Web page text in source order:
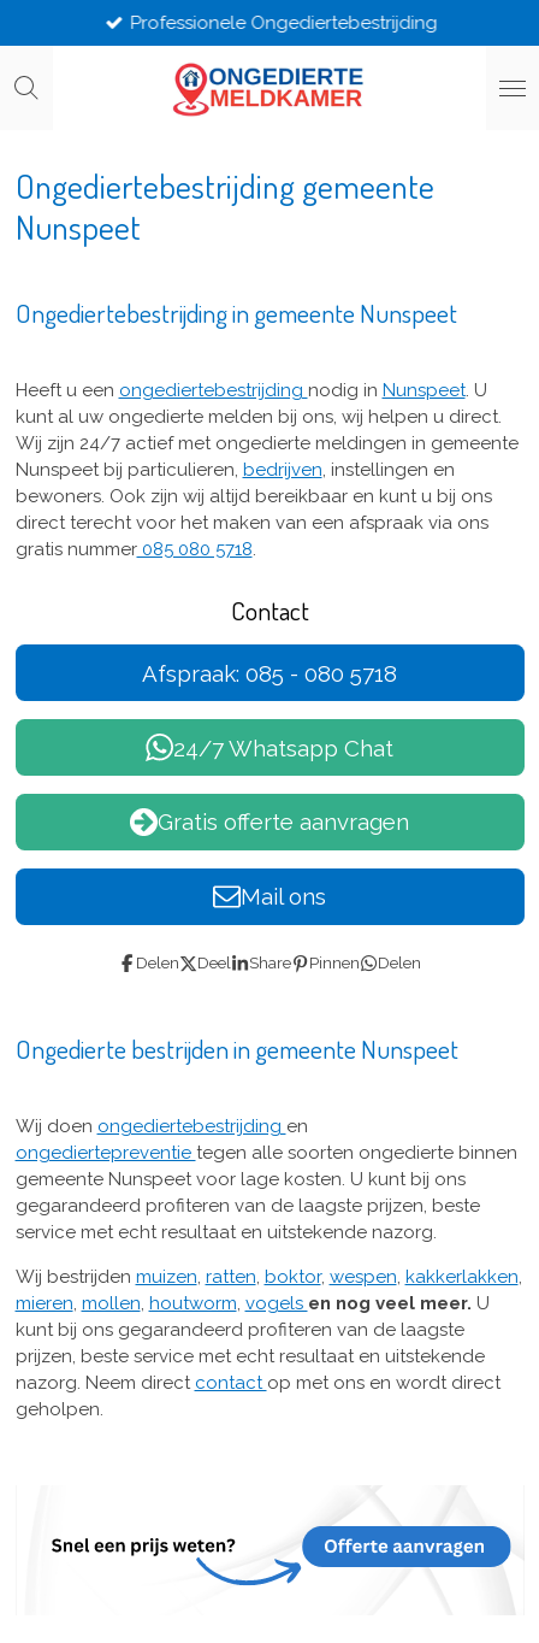
direct
naar
Professionele Ongediertebestrijding
Ongediertebestrijding gemeente
Nunspeet
Ongediertebestrijding in gemeente Nunspeet
Heeft u een ongediertebestrijding nodig in Nunspeet. U
kunt al uw ongedierte melden bij ons, wij helpen u direct.
Wij zijn 24/7 actief met ongedierte meldingen in gemeente
Nunspeet bij particulieren, bedrijven, instellingen en
bewoners. Ook zijn wij altijd bereikbaar en kunt u bij ons
direct terecht voor het maken van een afspraak via ons
gratis nummer085 080 5718.
Contact
Afspraak: 085 - 080 5718
24/7 Whatsapp Chat
Gratis offerte aanvragen
Mail ons
Delen Deel Share Pinnen Delen
Ongedierte bestrijden in gemeente Nunspeet
Wij doen ongediertebestrijding en
ongediertepreventie tegen alle soorten ongedierte binnen
gemeente Nunspeet voor lage kosten. U kunt bij ons
gegarandeerd profiteren van de laagste prijzen, beste
service met echt resultaat en uitstekende nazorg.
Wij bestrijden muizen ratten boktor, wespen kakkerlakken
mieren mollen houtworm vogels en nog veel meer. U
kunt bij ons gegarandeerd profiteren van de laagste
prijzen, beste service met echt resultaat en uitstekende
nazorg. Neem direct contact op met ons en wordt direct
geholpen.